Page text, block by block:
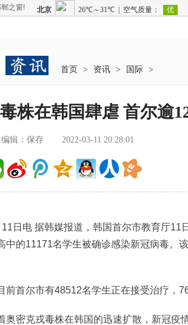
之窗!
首页 > 资讯 > 国际 >
株在韩国肆虐 首尔逾
编辑：保存 2022-03-11 20:28:01
电 据韩媒报道，韩国首尔市教育厅11日
中的11171名学生被确诊感染新冠病毒。
首尔市有48512名学生正在接受治疗，
密克戎毒株在韩国的迅速扩散，新冠疫